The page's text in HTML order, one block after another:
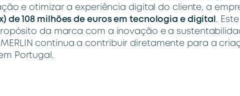
e otimizar a experiência digital do cliente, a
de 108 milhões de euros em tecnologia e digital . Este
da marca com a inovação e a
continua a contribuir diretamente para a
Portugal.